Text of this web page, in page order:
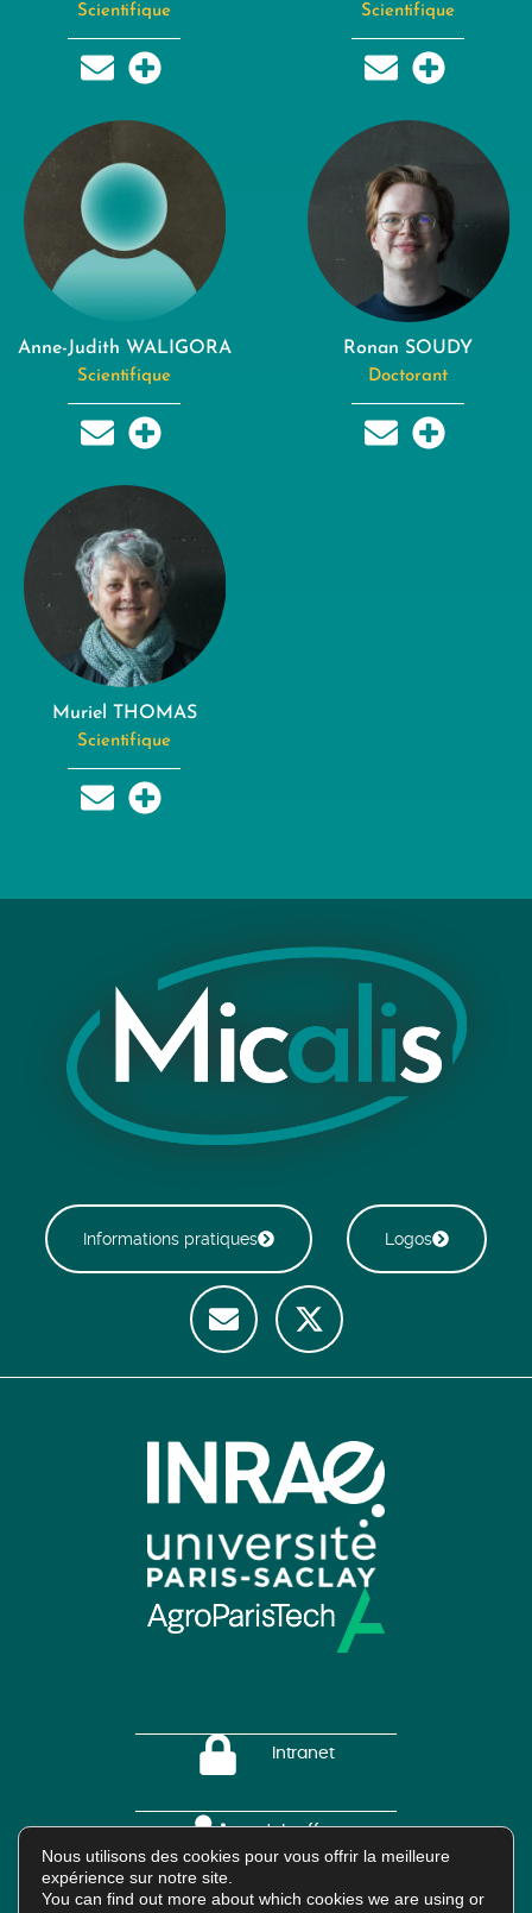
Scientifique Scientifique
Anne-Judith WALIGORA
Scientifique
Ronan SOUDY
Doctorant
Muriel THOMAS
Scientifique
Informations pratiques Logos
Intranet
Job offers
HAL Platform
Nous utilisons des cookies pour vous offrir la meilleure
expérience sur notre site.
You can find out more about which cookies we are using or